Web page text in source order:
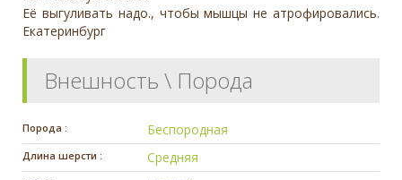
Её выгуливать надо., чтобы мышцы не атрофировались.
Екатеринбург
Внешность \ Порода
Порода : Беспородная
Длина шерсти : Средняя